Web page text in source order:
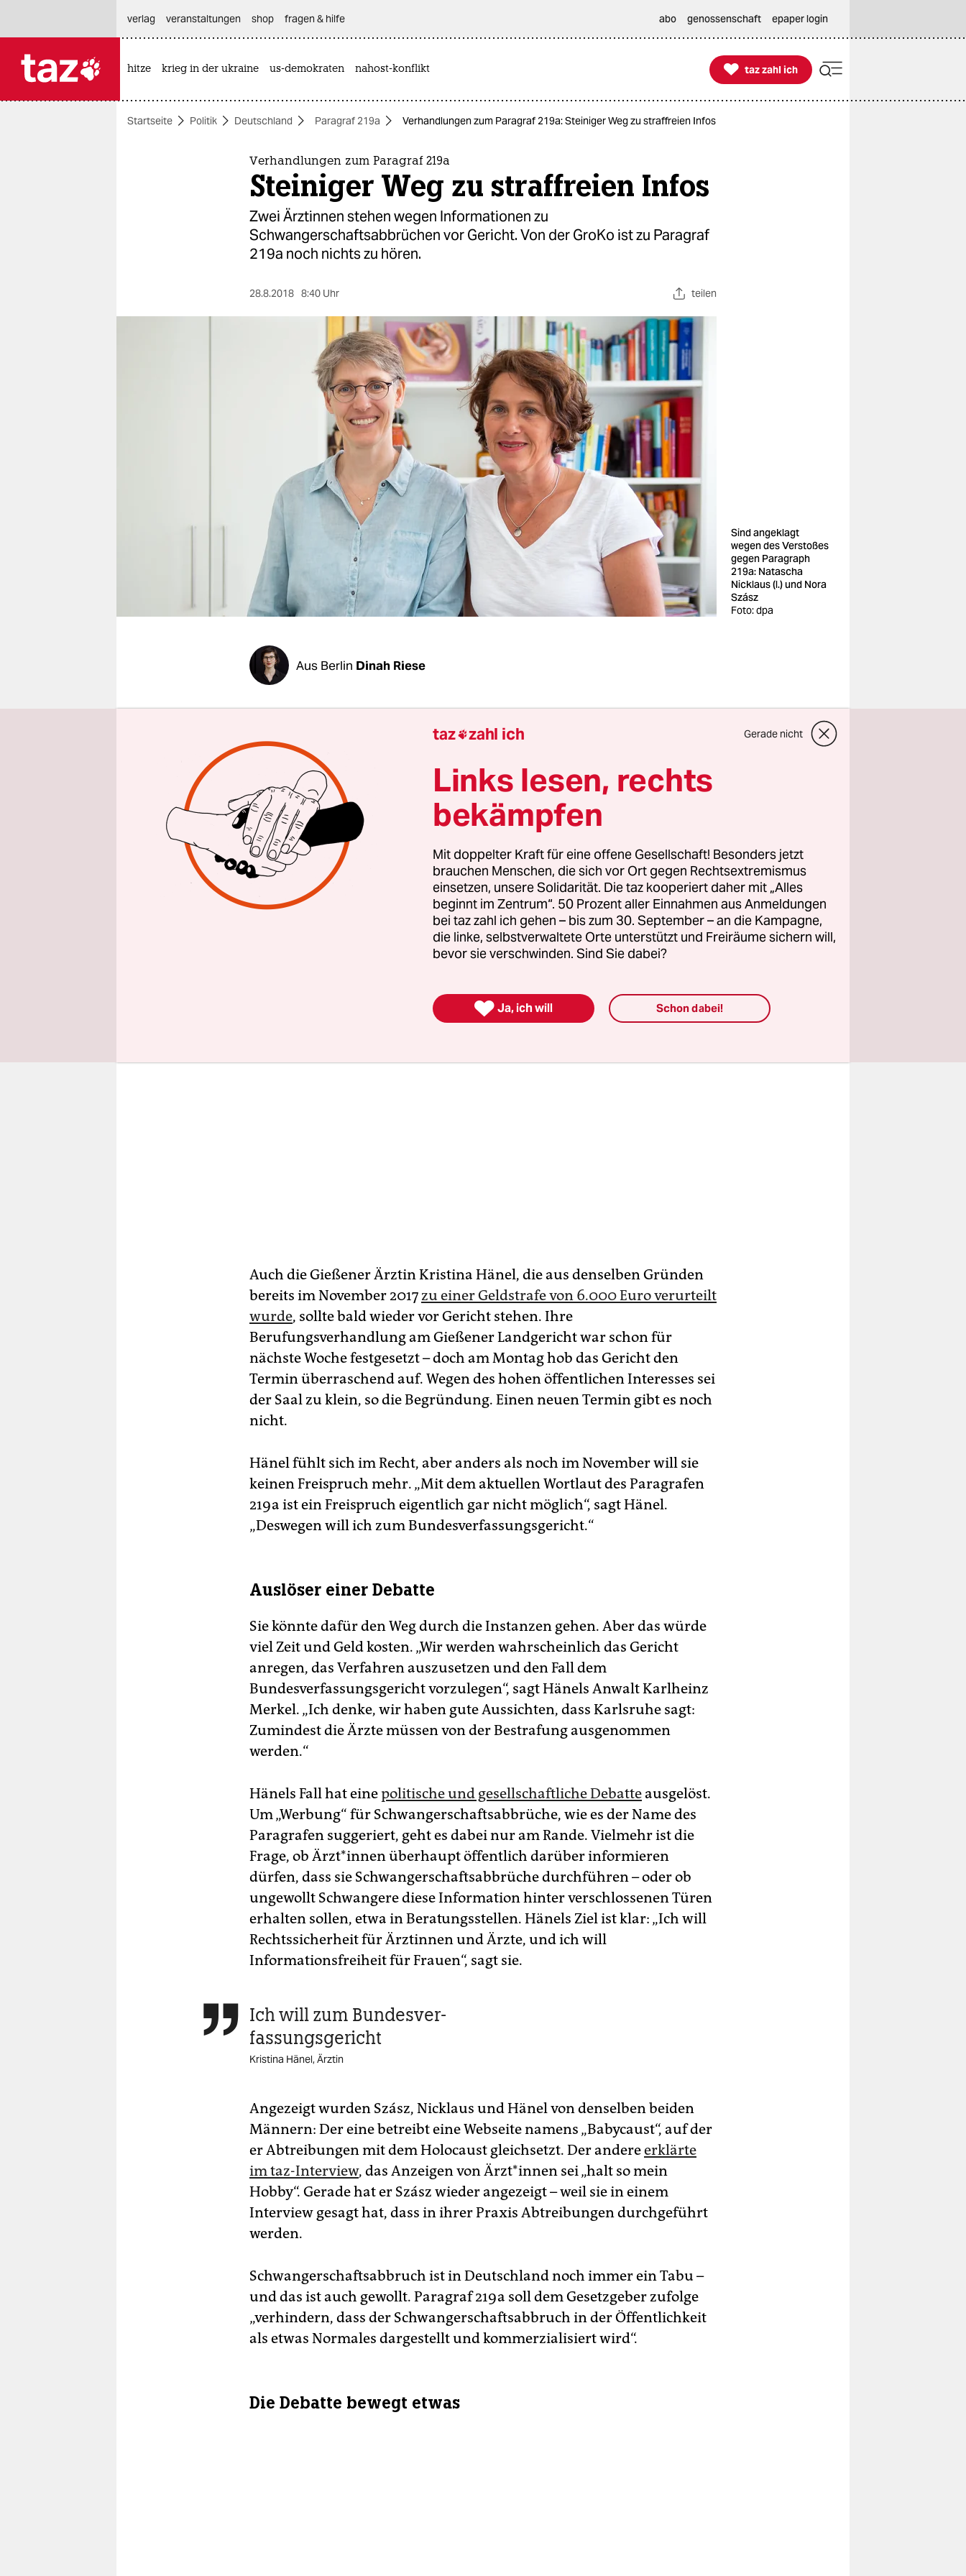
themen
genossenschaft
verlag
veranstaltungen shop fragen & hilfe abo genossenschaft epaper login
hitze krieg in der ukraine us-demokraten nahost-konflikt 
taz zahl ich
taz zahl ich
Startseite Politik Deutschland Paragraf 219a Verhandlungen zum Paragraf 219a: Steiniger Weg zu straffreien Infos
Verhandlungen zum Paragraf 219a
Steiniger Weg zu straffreien Infos
Zwei Ärztinnen stehen wegen Informationen zu
Schwangerschaftsabbrüchen vor Gericht. Von der GroKo ist zu Paragraf
219a noch nichts zu hören.
28.8.2018 8:40 Uhr teilen
Sind angeklagt
wegen des Verstoßes
gegen Paragraph
219a: Natascha
Nicklaus (l.) und Nora
Szász
Foto: dpa
Aus Berlin Dinah Riese
Ich will dieses Gefühl der Schlinge um den Hals weghaben“, sagt Nora
Szász. Die Schlinge, das ist Paragraf 219a, im Strafgesetzbuch
angesiedelt bei den „Straftaten gegen das Leben“. Das ist der
Gerichtstermin, den die Ärztin und ihre Kollegin Natascha Nicklaus
am Mittwoch am Kasseler Amtsgericht haben. Das ist das Gefühl,
Zielscheibe radikaler Abtreibungsgegner zu sein.
„Schwangerschaftsabbruch, operativ oder medikamentös mit
Mifegyne“ steht auf der Webseite der beiden Ärztinnen. Die
Staatsanwaltschaft sieht darin eine nach Paragraf 219 a verbotene
„Werbung für den Abbruch der Schwangerschaft“ und hat Szász und
Nicklaus angeklagt. Einschüchtern lassen will Szász sich aber nicht:
Auch die Gießener Ärztin Kristina Hänel, die aus denselben Gründen
bereits im November 2017 zu einer Geldstrafe von 6.000 Euro verurteilt
wurde, sollte bald wieder vor Gericht stehen. Ihre
Berufungsverhandlung am Gießener Landgericht war schon für
nächste Woche festgesetzt – doch am Montag hob das Gericht den
Termin überraschend auf. Wegen des hohen öffentlichen Interesses sei
der Saal zu klein, so die Begründung. Einen neuen Termin gibt es noch
nicht.
Hänel fühlt sich im Recht, aber anders als noch im November will sie
keinen Freispruch mehr. „Mit dem aktuellen Wortlaut des Paragrafen
219 a ist ein Freispruch eigentlich gar nicht möglich“, sagt Hänel.
„Deswegen will ich zum Bundesverfassungsgericht.“
Auslöser einer Debatte
Sie könnte dafür den Weg durch die Instanzen gehen. Aber das würde
viel Zeit und Geld kosten. „Wir werden wahrscheinlich das Gericht
anregen, das Verfahren auszusetzen und den Fall dem
Bundesverfassungsgericht vorzulegen“, sagt Hänels Anwalt Karlheinz
Merkel. „Ich denke, wir haben gute Aussichten, dass Karlsruhe sagt:
Zumindest die Ärzte müssen von der Bestrafung ausgenommen
werden.“
Hänels Fall hat eine politische und gesellschaftliche Debatteausgelöst.
Um „Werbung“ für Schwangerschaftsabbrüche, wie es der Name des
Paragrafen suggeriert, geht es dabei nur am Rande. Vielmehr ist die
Frage, ob Ärzt*innen überhaupt öffentlich darüber informieren
dürfen, dass sie Schwangerschaftsabbrüche durchführen – oder ob
ungewollt Schwangere diese Information hinter verschlossenen Türen
erhalten sollen, etwa in Beratungsstellen. Hänels Ziel ist klar: „Ich will
Rechtssicherheit für Ärztinnen und Ärzte, und ich will
Informationsfreiheit für Frauen“, sagt sie.
 Ich will zum Bundesver­
fassungsgericht
Kristina Hänel, Ärztin
Angezeigt wurden Szász, Nicklaus und Hänel von denselben beiden
Männern: Der eine betreibt eine Webseite namens „Babycaust“, auf der
er Abtreibungen mit dem Holocaust gleichsetzt. Der andereerklärte
im taz-Interview, das Anzeigen von Ärzt*innen sei „halt so mein
Hobby“. Gerade hat er Szász wieder angezeigt – weil sie in einem
Interview gesagt hat, dass in ihrer Praxis Abtreibungen durchgeführt
werden.
Schwangerschaftsabbruch ist in Deutschland noch immer ein Tabu –
und das ist auch gewollt. Paragraf 219 a soll dem Gesetzgeber zufolge
„verhindern, dass der Schwangerschaftsabbruch in der Öffentlichkeit
als etwas Normales dargestellt und kommerzialisiert wird“.
Die Debatte bewegt etwas
taz zahl ich Gerade nicht
Links lesen, rechts
bekämpfen
Mit doppelter Kraft für eine offene Gesellschaft! Besonders jetzt
brauchen Menschen, die sich vor Ort gegen Rechtsextremismus
einsetzen, unsere Solidarität. Die taz kooperiert daher mit „Alles
beginnt im Zentrum“. 50 Prozent aller Einnahmen aus Anmeldungen
bei taz zahl ich gehen – bis zum 30. September – an die Kampagne,
die linke, selbstverwaltete Orte unterstützt und Freiräume sichern will,
bevor sie verschwinden. Sind Sie dabei?
 Ja, ich will Schon dabei!